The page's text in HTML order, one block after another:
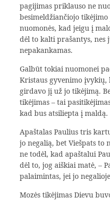
pagijimas priklauso ne
besimeldžiančiojo tikėjimo
nuomonės, kad jeigu į
dėl to kalti prašantys, nes
nepakankamas.
Galbūt tokiai nuomonei
Kristaus gyvenimo įvykių,
girdavo jį už jo tikėjimą.
tikėjimas – tai
kad bus atsiliepta į maldą.
Apaštalas Paulius tris
jo negalią, bet Viešpats to
ne todėl, kad apaštalui
dėl to, jog aiškiai matė, –
palaimintas, jei jo
Mozės tikėjimas Dievu